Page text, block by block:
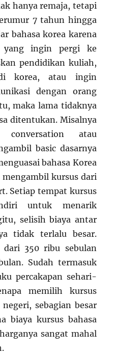
hanya remaja, tetapi
7 tahun hingga
bahasa korea karena
ingin pergi ke
pendidikan kuliah,
korea, atau ingin
dengan orang
maka lama tidaknya
ditentukan. Misalnya
atau
basic dasarnya
bahasa Korea
mengambil kursus dari
Setiap tempat kursus
untuk menarik
selisih biaya antar
tidak terlalu besar.
dari 350 ribu sebulan
Sudah termasuk
percakapan sehari-
memilih kursus
sebagian besar
biaya kursus bahasa
sangat mahal